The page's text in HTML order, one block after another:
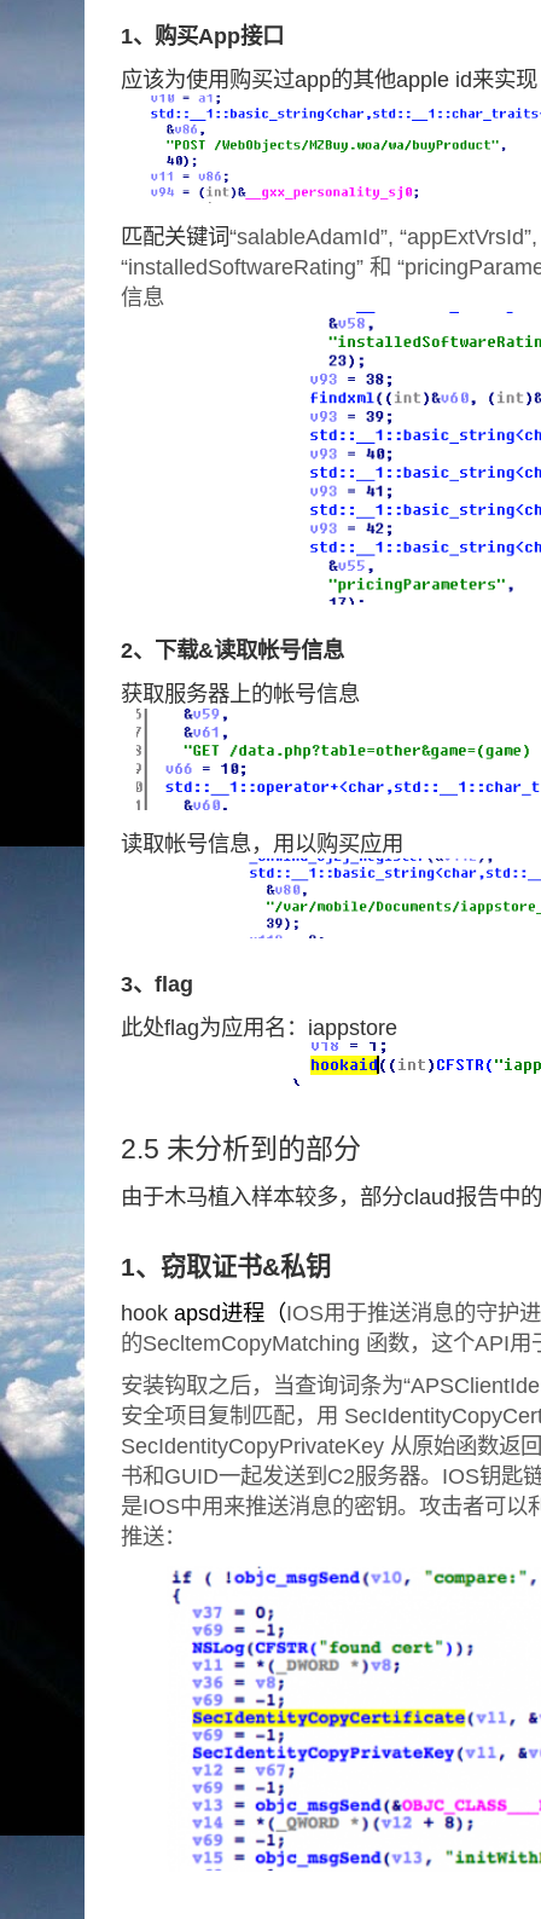
1、购买App接口
应该为使用购买过app的其他apple id来实现
匹配关键词“salableAdamId”, “appExtVrsId”,
“installedSoftwareRating” 和
信息
2、下载&读取帐号信息
获取服务器上的帐号信息
读取帐号信息，用以购买应用
3、flag
此处flag为应用名：iappstore
2.5 未分析到的部分
由于木马植入样本较多，部分claud报告中
1、窃取证书&私钥
hook apsd进程（IOS用于推送消息的守护
的SecltemCopyMatching 函数，这个API
安装钩取之后，当查询词条为
安全项目复制匹配，用
SecIdentityCopyPrivateKey 从原始函数返
书和GUID一起发送到C2服务器。IOS钥匙
是IOS中用来推送消息的密钥。攻击者可以
推送：